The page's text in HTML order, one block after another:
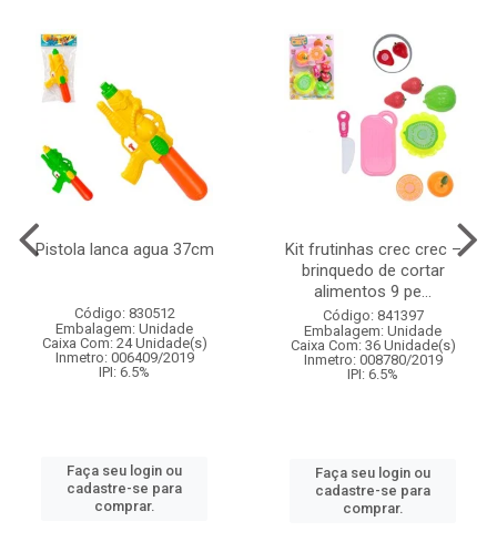
Pistola lanca agua 37cm
Código: 830512
Embalagem: Unidade
Caixa Com: 24 Unidade(s)
Inmetro: 006409/2019
IPI: 6.5%
Faça seu login ou
cadastre-se para
comprar.
Kit frutinhas crec crec –
brinquedo de cortar
alimentos 9 pe...
Código: 841397
Embalagem: Unidade
Caixa Com: 36 Unidade(s)
Inmetro: 008780/2019
IPI: 6.5%
Faça seu login ou
cadastre-se para
comprar.